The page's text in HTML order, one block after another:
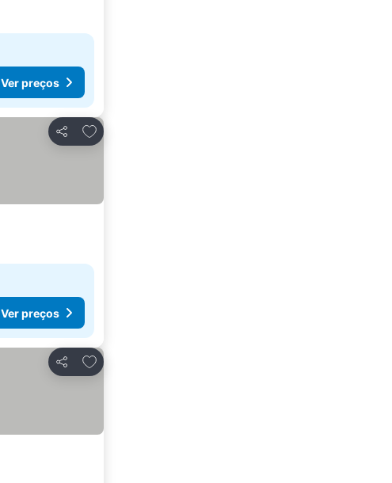
Ver preços
Partilhar
Adicionar aos favoritos
Ver preços
Partilhar
Adicionar aos favoritos